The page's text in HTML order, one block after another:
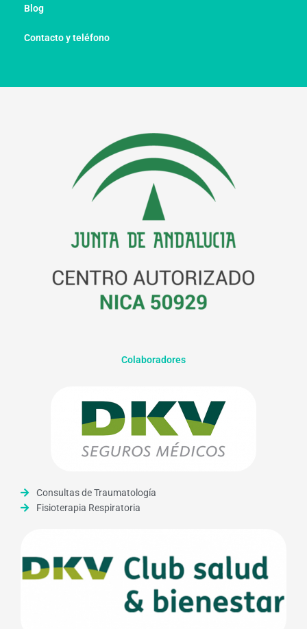
Blog
Contacto y teléfono
Colaboradores
Consultas de Traumatología
Fisioterapia Respiratoria